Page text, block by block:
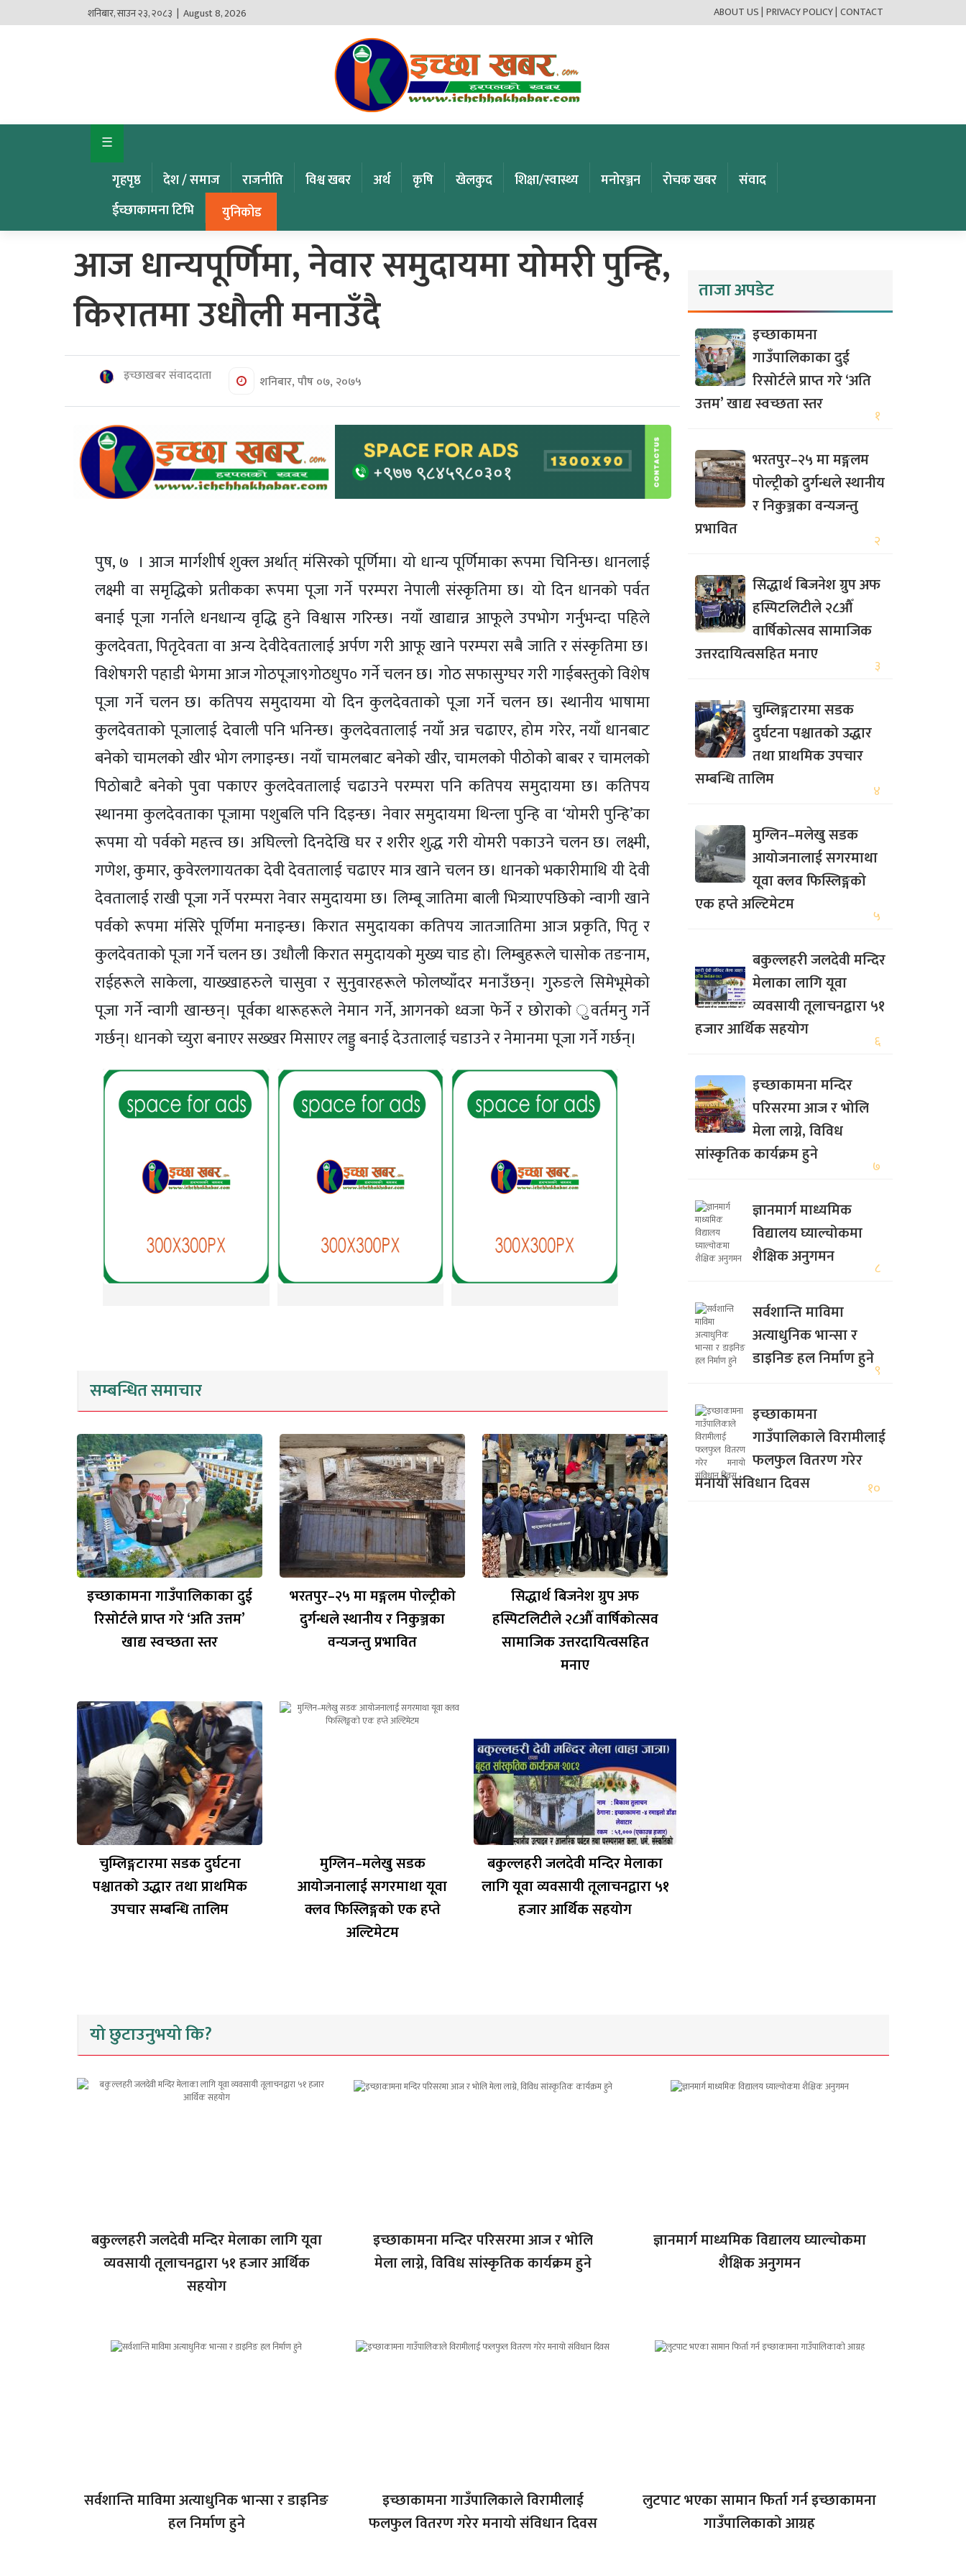
ABOUT US | PRIVACY POLICY | CONTACT
शनिबार,साउन२३,२०८३ | August 8, 2026
समाज
अर्थ
खेलकुद
रोचक
ईच्छाकामना
☰
गृहपृष्ठ
देश / समाज राजनीति विश्व खबर अर्थ कृषि खेलकुद शिक्षा/स्वास्थ्य मनोरञ्जन रोचक खबर
संवाद
ईच्छाकामना टिभि
युनिकोड
आज धान्यपूर्णिमा, नेवार समुदायमा योमरी पुन्हि,
किरातमा उधौली मनाउँदै
इच्छाखबर संवाददाता शनिबार, पौष ०७, २०७५
पुष, ७ । आज मार्गशीर्ष शुक्ल अर्थात् मंसिरको पूर्णिमा। यो धान्य पूर्णिमाका रूपमा चिनिन्छ। धानलाई
लक्ष्मी वा समृद्धिको प्रतीकका रूपमा पूजा गर्ने परम्परा नेपाली संस्कृतिमा छ। यो दिन धानको पर्वत
बनाई पूजा गर्नाले धनधान्य वृद्धि हुने विश्वास गरिन्छ। नयाँ खाद्यान्न आफूले उपभोग गर्नुभन्दा पहिले
कुलदेवता, पितृदेवता वा अन्य देवीदेवतालाई अर्पण गरी आफू खाने परम्परा सबै जाति र संस्कृतिमा छ।
विशेषगरी पहाडी भेगमा आज गोठपूजा९गोठधुप० गर्ने चलन छ। गोठ सफासुग्घर गरी गाईबस्तुको विशेष
पूजा गर्ने चलन छ। कतिपय समुदायमा यो दिन कुलदेवताको पूजा गर्ने चलन छ। स्थानीय भाषामा
कुलदेवताको पूजालाई देवाली पनि भनिन्छ। कुलदेवतालाई नयाँ अन्न चढाएर, होम गरेर, नयाँ धानबाट
बनेको चामलको खीर भोग लगाइन्छ। नयाँ चामलबाट बनेको खीर, चामलको पीठोको बाबर र चामलको
पिठोबाटै बनेको पुवा पकाएर कुलदेवतालाई चढाउने परम्परा पनि कतिपय समुदायमा छ। कतिपय
स्थानमा कुलदेवताका पूजामा पशुबलि पनि दिइन्छ। नेवार समुदायमा थिन्ला पुन्हि वा ‘योमरी पुन्हि’का
रूपमा यो पर्वको महत्त्व छ। अघिल्लो दिनदेखि घर र शरीर शुद्ध गरी योमरी पकाउने चलन छ। लक्ष्मी,
गणेश, कुमार, कुवेरलगायतका देवी देवतालाई चढाएर मात्र खाने चलन छ। धानको भकारीमाथि यी देवी
देवतालाई राखी पूजा गर्ने परम्परा नेवार समुदायमा छ। लिम्बू जातिमा बाली भित्र्याएपछिको न्वागी खाने
पर्वको रूपमा मंसिरे पूर्णिमा मनाइन्छ। किरात समुदायका कतिपय जातजातिमा आज प्रकृति, पितृ र
कुलदेवताको पूजा गर्ने चलन छ। उधौली किरात समुदायको मुख्य चाड हो। लिम्बुहरूले चासोक तङनाम,
राईहरूले साकेला, याख्खाहरुले चासुवा र सुनुवारहरूले फोलष्याँदर मनाउँछन्। गुरुङले सिमेभूमेको
पूजा गर्ने न्वागी खान्छन्। पूर्वका थारूहरूले नेमान गर्ने, आगनको ध्वजा फेर्ने र छोराको ुवर्तमनु गर्ने
गर्छन्। धानको च्युरा बनाएर सख्खर मिसाएर लड्डु बनाई देउतालाई चडाउने र नेमानमा पूजा गर्ने गर्छन्।
सम्बन्धित समाचार
इच्छाकामना गाउँपालिकाका दुई
रिसोर्टले प्राप्त गरे ‘अति उत्तम’
खाद्य स्वच्छता स्तर
भरतपुर–२५ मा मङ्गलम पोल्ट्रीको
दुर्गन्धले स्थानीय र निकुञ्जका
वन्यजन्तु प्रभावित
सिद्धार्थ बिजनेश ग्रुप अफ
हस्पिटलिटीले २८औँ वार्षिकोत्सव
सामाजिक उत्तरदायित्वसहित
मनाए
चुम्लिङ्गटारमा सडक दुर्घटना
पश्चातको उद्धार तथा प्राथमिक
उपचार सम्बन्धि तालिम
मुग्लिन–मलेखु सडक
आयोजनालाई सगरमाथा यूवा
क्लव फिस्लिङ्गको एक हप्ते
अल्टिमेटम
बकुल्लहरी जलदेवी मन्दिर मेलाका
लागि यूवा व्यवसायी तूलाचनद्वारा ५१
हजार आर्थिक सहयोग
ताजा अपडेट
इच्छाकामना
गाउँपालिकाका दुई
रिसोर्टले प्राप्त गरे ‘अति
उत्तम’ खाद्य स्वच्छता स्तर
१
भरतपुर–२५ मा मङ्गलम
पोल्ट्रीको दुर्गन्धले स्थानीय
र निकुञ्जका वन्यजन्तु
प्रभावित
२
सिद्धार्थ बिजनेश ग्रुप अफ
हस्पिटलिटीले २८औँ
वार्षिकोत्सव सामाजिक
उत्तरदायित्वसहित मनाए
३
चुम्लिङ्गटारमा सडक
दुर्घटना पश्चातको उद्धार
तथा प्राथमिक उपचार
सम्बन्धि तालिम
४
मुग्लिन–मलेखु सडक
आयोजनालाई सगरमाथा
यूवा क्लव फिस्लिङ्गको
एक हप्ते अल्टिमेटम
५
बकुल्लहरी जलदेवी मन्दिर
मेलाका लागि यूवा
व्यवसायी तूलाचनद्वारा ५१
हजार आर्थिक सहयोग
६
इच्छाकामना मन्दिर
परिसरमा आज र भोलि
मेला लाग्ने, विविध
सांस्कृतिक कार्यक्रम हुने
७
ज्ञानमार्ग माध्यमिक
विद्यालय घ्याल्चोकमा
शैक्षिक अनुगमन
८
सर्वशान्ति माविमा
अत्याधुनिक भान्सा र
डाइनिङ हल निर्माण हुने९
इच्छाकामना
गाउँपालिकाले विरामीलाई
फलफुल वितरण गरेर
मनायो संविधान दिवस
१०
यो छुटाउनुभयो कि?
बकुल्लहरी जलदेवी मन्दिर मेलाका लागि यूवा
व्यवसायी तूलाचनद्वारा ५१ हजार आर्थिक
सहयोग
इच्छाकामना मन्दिर परिसरमा आज र भोलि
मेला लाग्ने, विविध सांस्कृतिक कार्यक्रम हुने
ज्ञानमार्ग माध्यमिक विद्यालय घ्याल्चोकमा
शैक्षिक अनुगमन
सर्वशान्ति माविमा अत्याधुनिक भान्सा र डाइनिङ
हल निर्माण हुने
इच्छाकामना गाउँपालिकाले विरामीलाई
फलफुल वितरण गरेर मनायो संविधान दिवस
लुटपाट भएका सामान फिर्ता गर्न इच्छाकामना
गाउँपालिकाको आग्रह